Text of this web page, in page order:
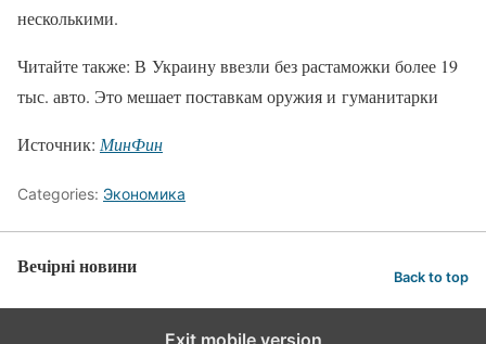
несколькими.
Читайте также: В Украину ввезли без растаможки более 19
тыс. авто. Это мешает поставкам оружия и гуманитарки
Источник: МинФин
Categories: Экономика
Вечірні новини Back to top
Exit mobile version